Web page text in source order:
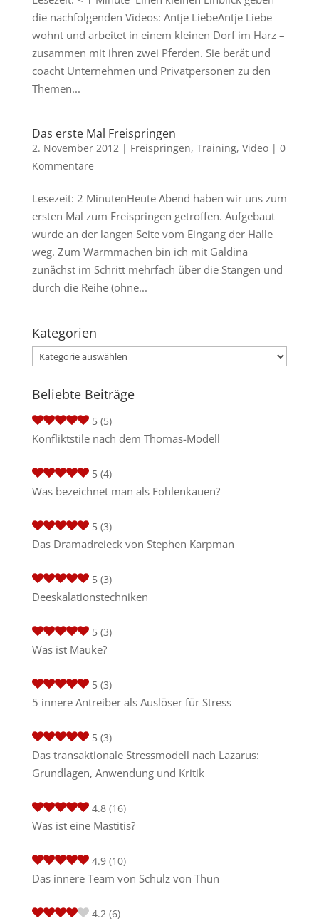
die nachfolgenden Videos: Antje LiebeAntje Liebe
wohnt und arbeitet in einem kleinen Dorf im Harz –
zusammen mit ihren zwei Pferden. Sie berät und
coacht Unternehmen und Privatpersonen zu den
Themen...
Das erste Mal Freispringen
2. November 2012| Freispringen, Training, Video| 0
Kommentare
Lesezeit: 2 MinutenHeute Abend haben wir uns zum
ersten Mal zum Freispringen getroffen. Aufgebaut
wurde an der langen Seite vom Eingang der Halle
weg. Zum Warmmachen bin ich mit Galdina
zunächst im Schritt mehrfach über die Stangen und
durch die Reihe (ohne...
Kategorien
Kategorien
Beliebte Beiträge
5 (5)
Konfliktstile nach dem Thomas-Modell
5 (4)
Was bezeichnet man als Fohlenkauen?
5 (3)
Das Dramadreieck von Stephen Karpman
5 (3)
Deeskalationstechniken
5 (3)
Was ist Mauke?
5 (3)
5 innere Antreiber als Auslöser für Stress
5 (3)
Das transaktionale Stressmodell nach Lazarus:
Grundlagen, Anwendung und Kritik
4.8 (16)
Was ist eine Mastitis?
4.9 (10)
Das innere Team von Schulz von Thun
4.2 (6)